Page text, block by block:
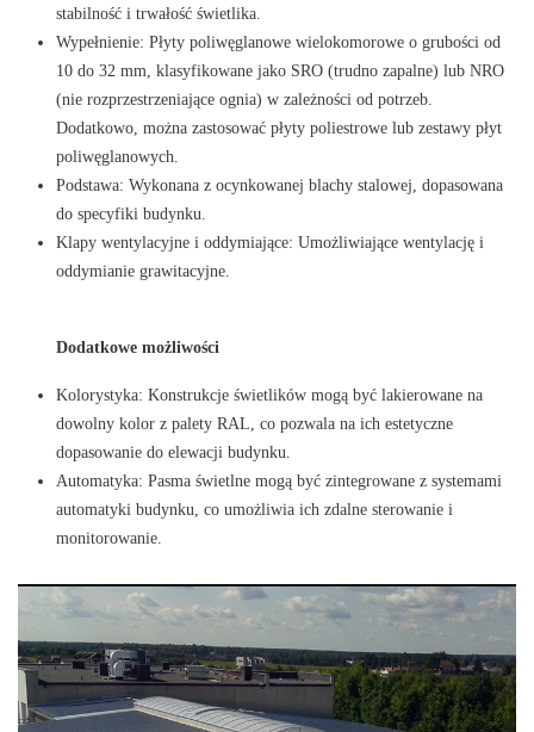
stabilność i trwałość świetlika.
Wypełnienie: Płyty poliwęglanowe wielokomorowe o grubości od
10 do 32 mm, klasyfikowane jako SRO (trudno zapalne) lub NRO
(nie rozprzestrzeniające ognia) w zależności od potrzeb.
Dodatkowo, można zastosować płyty poliestrowe lub zestawy płyt
poliwęglanowych.
Podstawa: Wykonana z ocynkowanej blachy stalowej, dopasowana
do specyfiki budynku.
Klapy wentylacyjne i oddymiające: Umożliwiające wentylację i
oddymianie grawitacyjne.
Dodatkowe możliwości
Kolorystyka: Konstrukcje świetlików mogą być lakierowane na
dowolny kolor z palety RAL, co pozwala na ich estetyczne
dopasowanie do elewacji budynku.
Automatyka: Pasma świetlne mogą być zintegrowane z systemami
automatyki budynku, co umożliwia ich zdalne sterowanie i
monitorowanie.